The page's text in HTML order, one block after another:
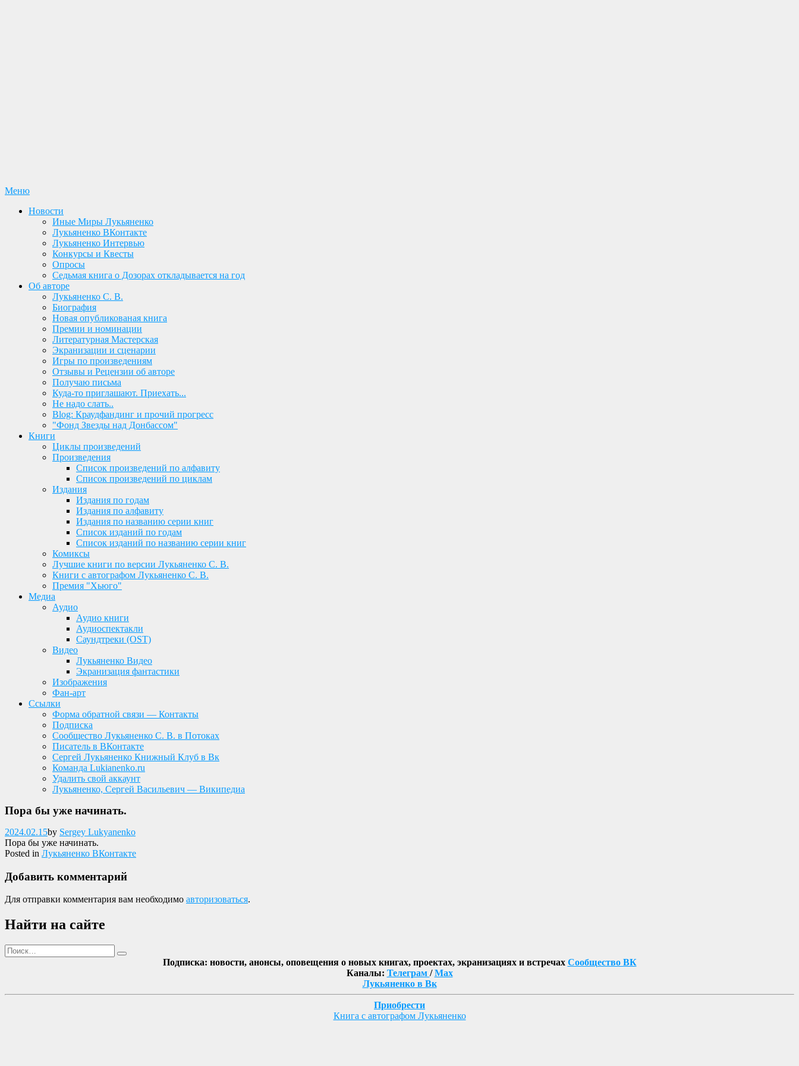
Перейти
содержимому
Меню
Новости
Иные Миры Лукьяненко
Лукьяненко ВКонтакте
Лукьяненко Интервью
Конкурсы и Квесты
Опросы
Седьмая книга о Дозорах откладывается на год
Об авторе
Лукьяненко С. В.
Биография
Новая опубликованая книга
Премии и номинации
Литературная Мастерская
Экранизации и сценарии
Игры по произведениям
Отзывы и Рецензии об авторе
Получаю письма
Куда-то приглашают. Приехать...
Не надо слать..
Blog: Краудфандинг и прочий прогресс
"Фонд Звезды над Донбассом"
Книги
Циклы произведений
Произведения
Список произведений по алфавиту
Список произведений по циклам
Издания
Издания по годам
Издания по алфавиту
Издания по названию серии книг
Список изданий по годам
Список изданий по названию серии книг
Комиксы
Лучшие книги по версии Лукьяненко С. В.
Книги с автографом Лукьяненко С. В.
Премия "Хьюго"
Медиа
Аудио
Аудио книги
Аудиоспектакли
Саундтреки (OST)
Видео
Лукьяненко Видео
Экранизация фантастики
Изображения
Фан-арт
Ссылки
Форма обратной связи — Контакты
Подписка
Сообщество Лукьяненко С. В. в Потоках
Писатель в ВКонтакте
Сергей Лукьяненко Книжный Клуб в Вк
Команда Lukianenko.ru
Удалить свой аккаунт
Лукьяненко, Сергей Васильевич — Википедиа
Пора бы уже начинать.
Опубликовано
2024.02.15by Sergey Lukyanenko
Пора бы уже начинать.
Posted in Лукьяненко ВКонтакте
Добавить комментарий
Для отправки комментария вам необходимо авторизоваться.
Найти на сайте
Поиск
Найти Подписка: новости, анонсы, оповещения о новых книгах, проектах, экранизациях и встречах Сообщество ВК
Каналы: Телеграм /Max
Лукьяненко в Вк
Приобрести
Книга с автографом Лукьяненко